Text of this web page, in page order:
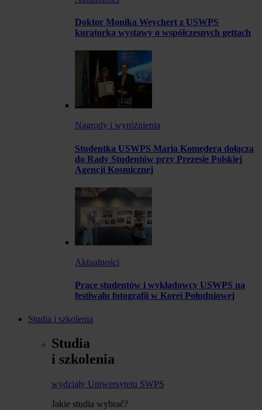
Doktor Monika Weychert z USWPS
kuratorką wystawy o współczesnych gettach
Nagrody i wyróżnienia
Studentka USWPS Maria Komędera dołącza
do Rady Studentów przy Prezesie Polskiej
Agencji Kosmicznej
Aktualności
Prace studentów i wykładowcy USWPS na
festiwalu fotografii w Korei Południowej
Studia i szkolenia
Studia
i szkolenia
wydziały Uniwersytetu SWPS
Jakie studia wybrać?